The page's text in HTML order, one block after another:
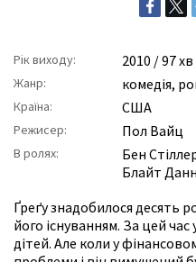
Рік виходу: 2010 / 97
Жанр: комедія,
Країна: США
Режисер: Пол Вайц
В ролях: Бен
Блайт
Ґреґу знадобилося десять
його існуванням. За цей
дітей. Але коли у